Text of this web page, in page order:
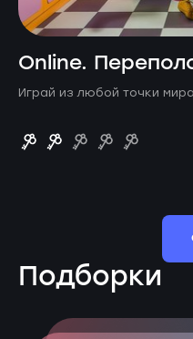
Online.
Играй из любой точки
Подборки